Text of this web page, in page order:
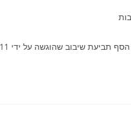
לוידס, שאינן מחזיקות ברישיון מבטח בישראל. בבקשה נטען כי התובעות…